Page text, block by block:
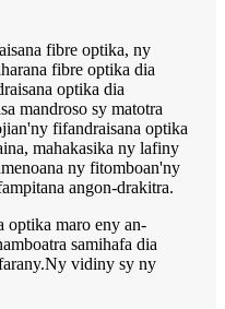
fibre optika, ny
fibre optika dia
optika dia
mandroso sy matotra
fifandraisana optika
mahakasika ny lafiny
ny fitomboan'ny
angon-drakitra.
optika maro eny an-
samihafa dia
vidiny sy ny